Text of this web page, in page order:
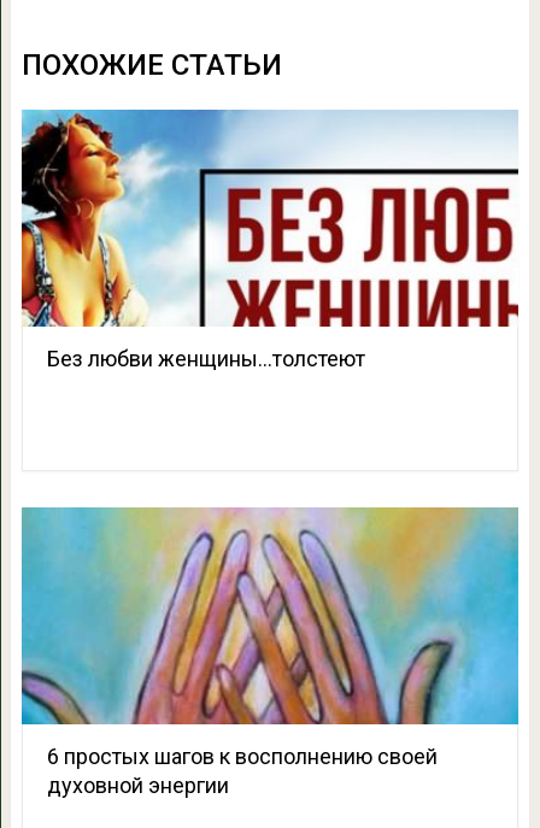
ПОХОЖИЕ СТАТЬИ
Без любви женщины…толстеют
6 простых шагов к восполнению своей
духовной энергии